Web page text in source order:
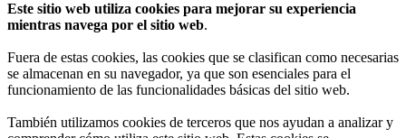
Este sitio web utiliza cookies para mejorar su experiencia
mientras navega por el sitio web.
Fuera de estas cookies, las cookies que se clasifican como necesarias
se almacenan en su navegador, ya que son esenciales para el
funcionamiento de las funcionalidades básicas del sitio web.
También utilizamos cookies de terceros que nos ayudan a analizar y